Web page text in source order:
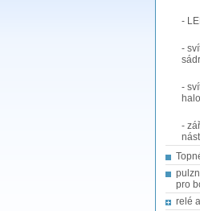
-
-
-
-
pro
relé